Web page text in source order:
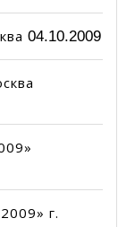
04.10.2009
г.